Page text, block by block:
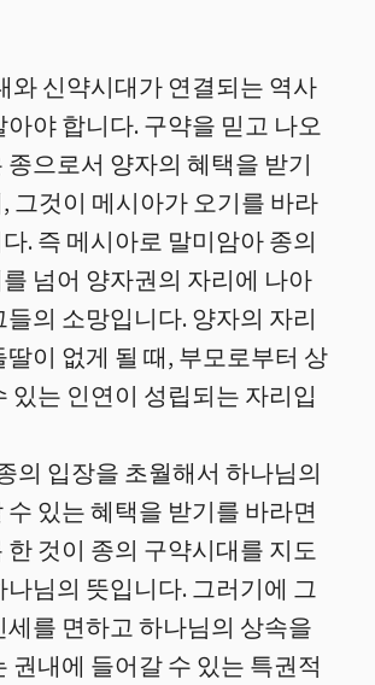
와 신약시대가 연결되는 역사
아야 합니다. 구약을 믿고 나오
종으로서 양자의 혜택을 받기
그것이 메시아가 오기를 바라
. 즉 메시아로 말미암아 종의
넘어 양자권의 자리에 나아
의 소망입니다. 양자의 자리
딸이 없게 될 때, 부모로부터 상
있는 인연이 성립되는 자리입
의 입장을 초월해서 하나님의
수 있는 혜택을 받기를 바라면
한 것이 종의 구약시대를 지도
님의 뜻입니다. 그러기에 그
세를 면하고 하나님의 상속을
권내에 들어갈 수 있는 특권적